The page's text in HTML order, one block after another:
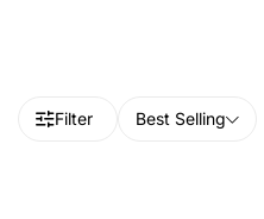
Filter Best Selling